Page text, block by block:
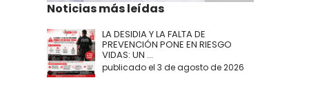
Noticias más leídas
LA DESIDIA Y LA FALTA DE
PREVENCIÓN PONE EN RIESGO
VIDAS: UN ...
publicado el 3 de agosto de 2026